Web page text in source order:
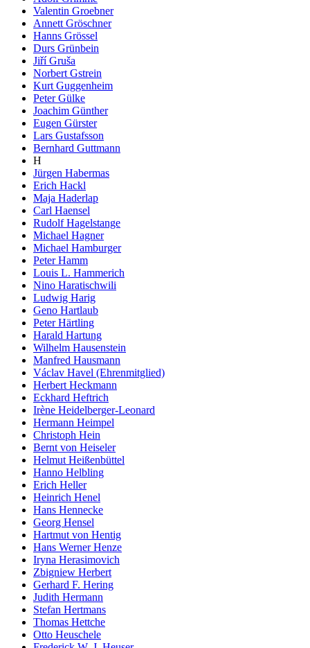
Valentin Groebner
Annett Gröschner
Hanns Grössel
Durs Grünbein
Jiří Gruša
Norbert Gstrein
Kurt Guggenheim
Peter Gülke
Joachim Günther
Eugen Gürster
Lars Gustafsson
Bernhard Guttmann
H
Jürgen Habermas
Erich Hackl
Maja Haderlap
Carl Haensel
Rudolf Hagelstange
Michael Hagner
Michael Hamburger
Peter Hamm
Louis L. Hammerich
Nino Haratischwili
Ludwig Harig
Geno Hartlaub
Peter Härtling
Harald Hartung
Wilhelm Hausenstein
Manfred Hausmann
Václav Havel (Ehrenmitglied)
Herbert Heckmann
Eckhard Heftrich
Irène Heidelberger-Leonard
Hermann Heimpel
Christoph Hein
Bernt von Heiseler
Helmut Heißenbüttel
Hanno Helbling
Erich Heller
Heinrich Henel
Hans Hennecke
Georg Hensel
Hartmut von Hentig
Hans Werner Henze
Iryna Herasimovich
Zbigniew Herbert
Gerhard F. Hering
Judith Hermann
Stefan Hertmans
Thomas Hettche
Otto Heuschele